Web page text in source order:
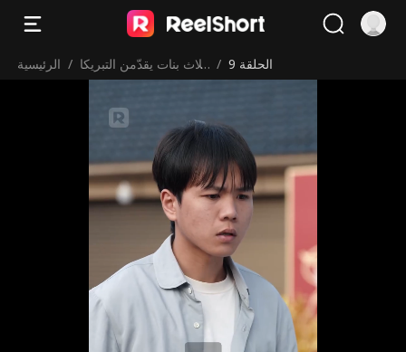
الرئيسية / ثلاث بنات يقدّمن التبريكا
/ الحلقة 9